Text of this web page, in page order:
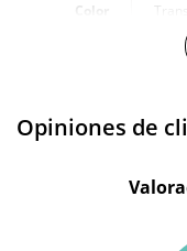
Color
Latex
Opiniones de